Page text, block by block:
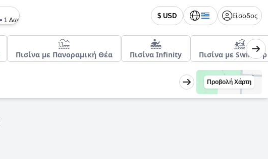
$ USD Είσοδος
1 Δωμάτιο
Πισίνα με Πανοραμική Θέα Πισίνα Infinity Πισίνα με Swim
Προβολή Χάρτη